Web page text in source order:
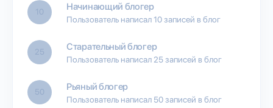
10 Начинающий блогер
Пользователь написал 10 записей в блог
25 Старательный блогер
Пользователь написал 25 записей в блог
50 Рьяный блогер
Пользователь написал 50 записей в блог